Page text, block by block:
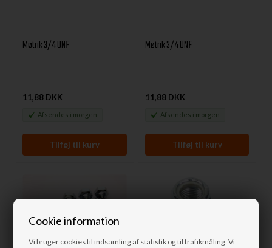
Cookie information
Vi bruger cookies til indsamling af statistik og til trafikmåling. Vi
Møtrik 3/4 UNF
11,88 DKK
Afsendes i morgen
Møtrik 3/4 UNF
11,88 DKK
Afsendes i morgen